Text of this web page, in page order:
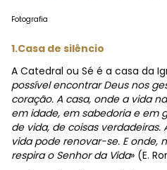
Fotografia
1.Casa de silêncio
A Catedral ou Sé é a casa da
possível encontrar Deus nos
coração. A casa, onde a vida
em idade, em sabedoria e em
de vida, de coisas verdadeiras.
vida pode renovar-se. E onde,
respira o Senhor da Vida» (E.